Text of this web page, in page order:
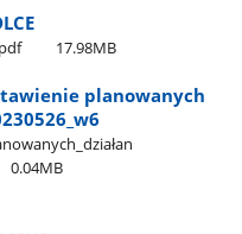
17.98MB
planowanych
0.04MB